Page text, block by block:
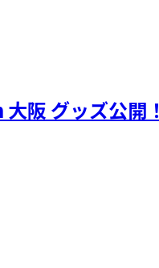
阪 グッズ公開！